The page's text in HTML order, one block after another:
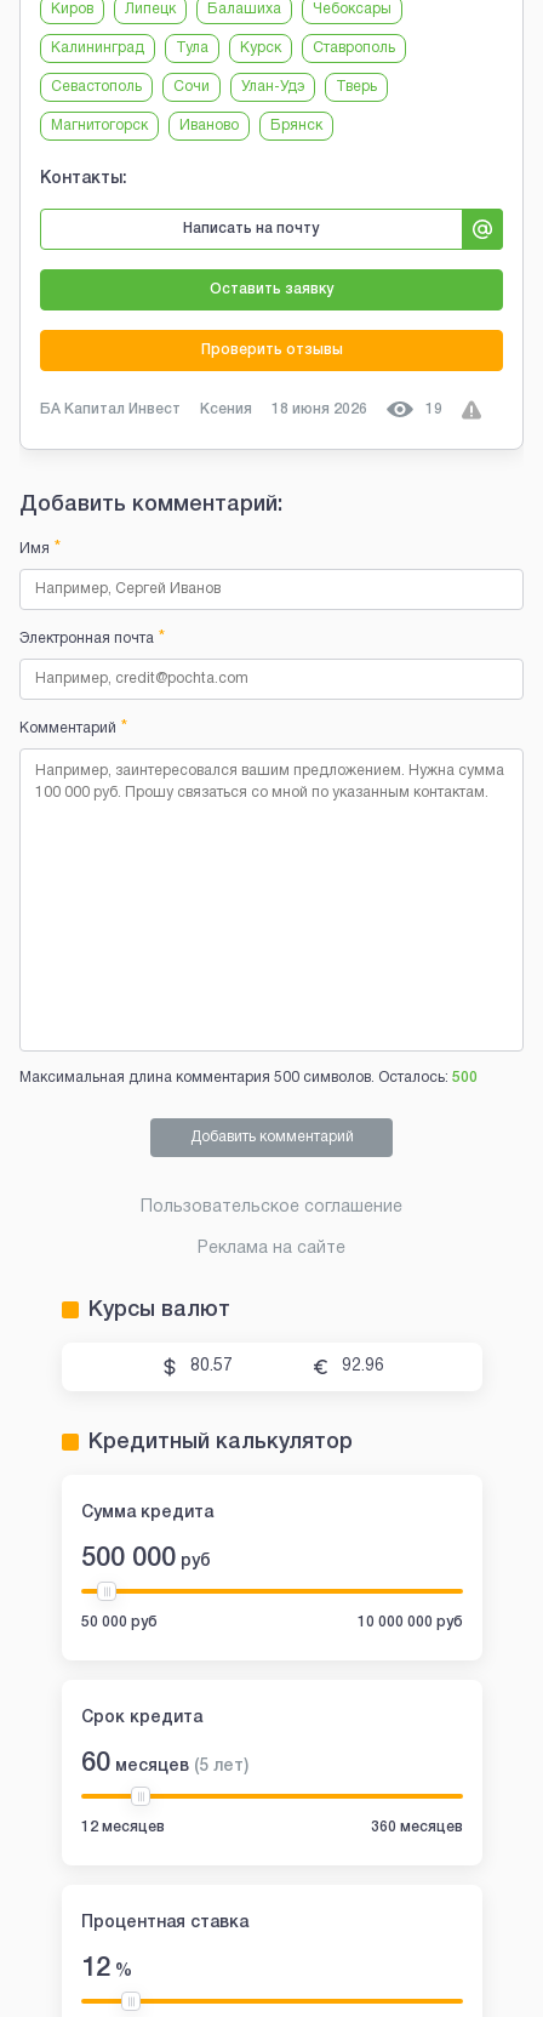
Киров Липецк Балашиха Чебоксары
Калининград Тула Курск Ставрополь
Севастополь Сочи Улан-Удэ Тверь
Магнитогорск Иваново Брянск
Контакты:
Написать на почту
Оставить заявку
Проверить отзывы
БА Капитал Инвест Ксения 18 июня 2026 19
Добавить комментарий:
Имя *
Электронная почта *
Комментарий *
Максимальная длина комментария 500 символов. Осталось: 500
Добавить комментарий
Пользовательское соглашение
Реклама на сайте
Курсы валют
80.57 92.96
Кредитный калькулятор
Сумма кредита
500 000 руб
50 000 руб 10 000 000 руб
Срок кредита
60 месяцев (5 лет)
12 месяцев 360 месяцев
Процентная ставка
12%